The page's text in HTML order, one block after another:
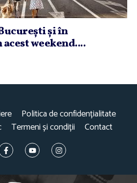
şi în
weekend....
Politica de confidențialitate
Termeni și condiții Contact